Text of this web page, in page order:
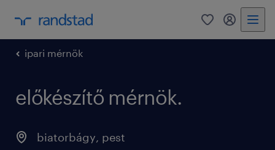
0 fiókom
ipari mérnök
előkészítő mérnök.
biatorbágy, pest